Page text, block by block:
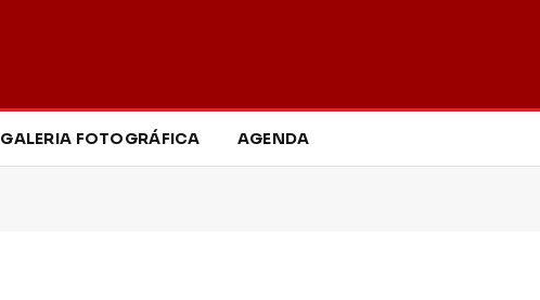
GALERIA FOTOGRÁFICA AGENDA